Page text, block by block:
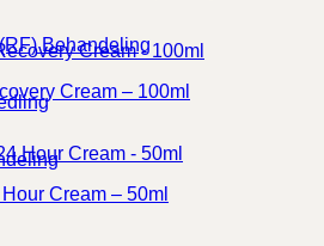
Behandeling
Cream – 100ml
Cream – 50ml